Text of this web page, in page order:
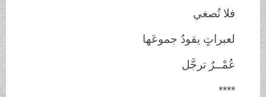
فلا تُصغي
لعبراتٍ يقودُ جموعَها
عُمْــرٌ ترجَّل
****